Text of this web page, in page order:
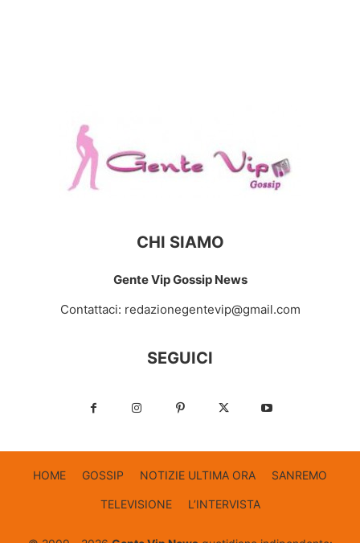
CHI SIAMO
Gente Vip Gossip News
Contattaci: redazionegentevip@gmail.com
SEGUICI
HOME GOSSIP NOTIZIE ULTIMA ORA SANREMO
TELEVISIONE L’INTERVISTA